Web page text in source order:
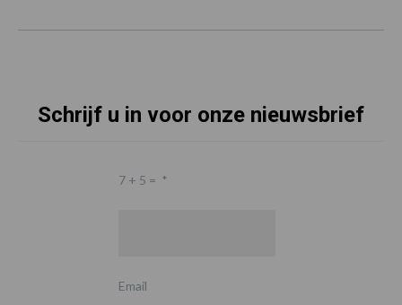
Schrijf u in voor onze nieuwsbrief
7 + 5 = *
Email